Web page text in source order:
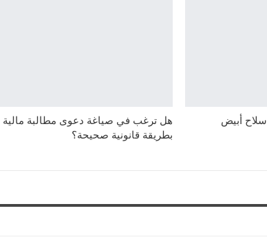
أبيض
هل ترغب في صياغة دعوى مطالبة مالية
بطريقة قانونية صحيحة؟